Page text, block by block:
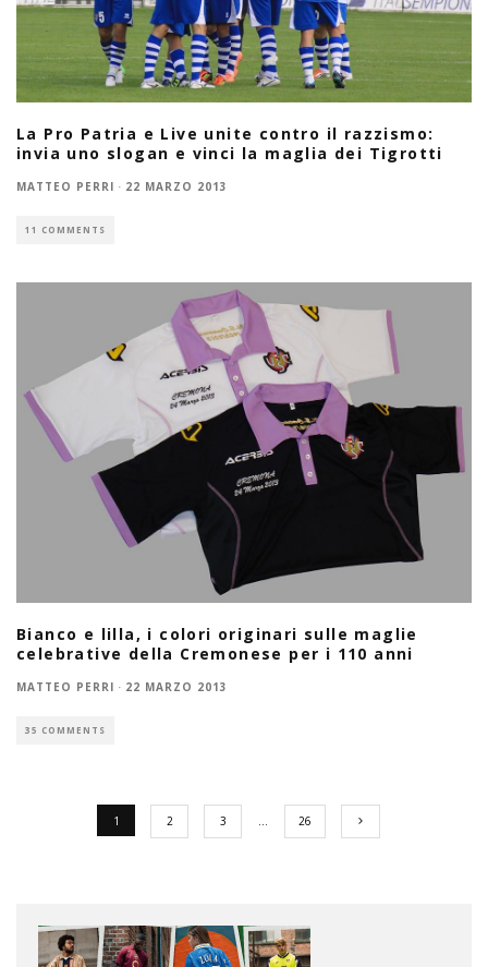
La Pro Patria e Live unite contro il razzismo:
invia uno slogan e vinci la maglia dei Tigrotti
MATTEO PERRI · 22 MARZO 2013
11 COMMENTS
Bianco e lilla, i colori originari sulle maglie
celebrative della Cremonese per i 110 anni
MATTEO PERRI · 22 MARZO 2013
35 COMMENTS
1 2 3 26